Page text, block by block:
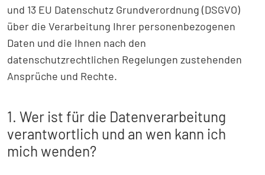
und 13 EU Datenschutz Grundverordnung (DSGVO)
über die Verarbeitung Ihrer personenbezogenen
Daten und die Ihnen nach den
datenschutzrechtlichen Regelungen zustehenden
Ansprüche und Rechte.
1. Wer ist für die Datenverarbeitung
verantwortlich und an wen kann ich
mich wenden?